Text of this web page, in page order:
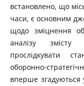
встановлено, що
часи, є основним
щодо зміцнення
аналізу змісту
прослідкувати
оборонно-
вперше згадуються